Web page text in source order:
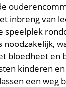
inbreng van
speelplek
noodzakelijk,
bloedheet en
kinderen
een weg